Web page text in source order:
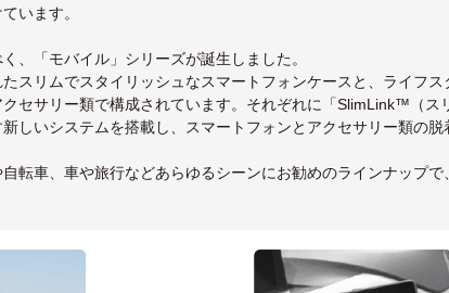
います。
、「モバイル」シリーズが誕生しました。
スリムでスタイリッシュなスマートフォンケースと、ライフ
セサリー類で構成されています。それぞれに「SlimLink™（ス
しいシステムを搭載し、スマートフォンとアクセサリー類の脱
転車、車や旅行などあらゆるシーンにお勧めのラインナップ